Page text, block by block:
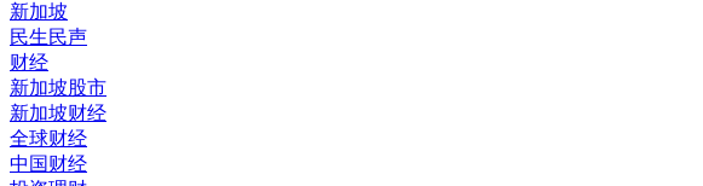
新加坡
民生民声
财经
新加坡股市
新加坡财经
全球财经
中国财经